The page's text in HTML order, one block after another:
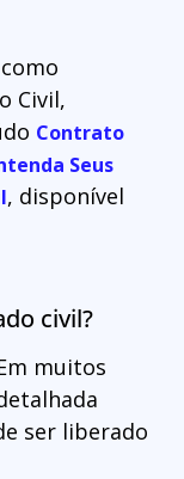
Civil,
Contrato
Seus
, disponível
civil?
muitos
ser liberado